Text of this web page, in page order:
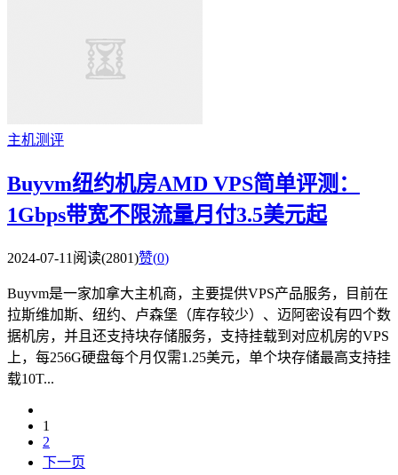
主机测评
Buyvm纽约机房AMD VPS简单评测：
1Gbps带宽不限流量月付3.5美元起
2024-07-11 阅读(2801)赞(0)
Buyvm是一家加拿大主机商，主要提供VPS产品服务，目前在
拉斯维加斯、纽约、卢森堡（库存较少）、迈阿密设有四个数
据机房，并且还支持块存储服务，支持挂载到对应机房的VPS
上，每256G硬盘每个月仅需1.25美元，单个块存储最高支持挂
载10T...
1
2
下一页